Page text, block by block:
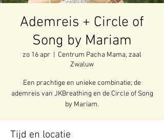
Ademreis + Circle of
Song by Mariam
zo 16 apr
Centrum Pacha Mama, zaal
Zwaluw
Een prachtige en unieke combinatie; de
ademreis van JKBreathing en de Circle of Song
Tijd en locatie